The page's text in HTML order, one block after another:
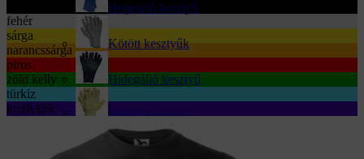
Hegesztő kesztyű
Kötött kesztyűk
Hidegálló kesztyű
Hőálló kesztyű
Vágásbiztos kesztyű
fehér
sárga
narancssárga
piros
zöld kelly
türkiz
királykék